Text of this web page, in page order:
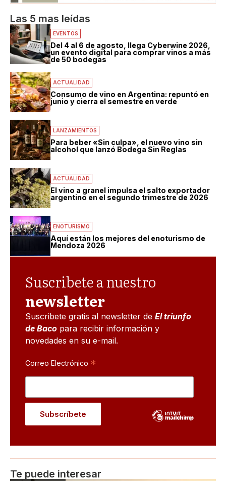
Las 5 mas leídas
EVENTOS
Del 4 al 6 de agosto, llega Cyberwine 2026,
un evento digital para comprar vinos a más
de 50 bodegas
ACTUALIDAD
Consumo de vino en Argentina: repuntó en
junio y cierra el semestre en verde
LANZAMIENTOS
Para beber «Sin culpa», el nuevo vino sin
alcohol que lanzó Bodega Sin Reglas
ACTUALIDAD
El vino a granel impulsa el salto exportador
argentino en el segundo trimestre de 2026
ENOTURISMO
Aquí están los mejores del enoturismo de
Mendoza 2026
Suscribete a nuestro
newsletter
Suscribete gratis al newsletter de El triunfo
de Baco para recibir información y
novedades en su e-mail.
Correo Electrónico *
Te puede interesar